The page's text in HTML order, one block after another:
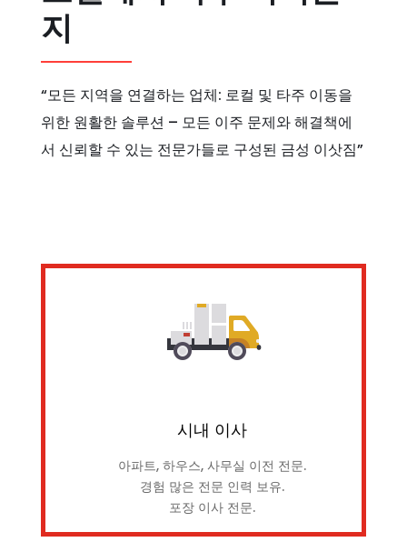
지
“모든 지역을 연결하는 업체: 로컬 및 타주 이동을
위한 원활한 솔루션 – 모든 이주 문제와 해결책에
서 신뢰할 수 있는 전문가들로 구성된 금성 이삿짐”
시내 이사
아파트, 하우스, 사무실 이전 전문.
경험 많은 전문 인력 보유.
포장 이사 전문.